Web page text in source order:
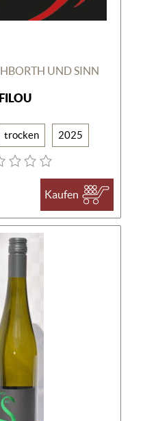
UND SINN
FILOU
trocken 2025
Kaufen